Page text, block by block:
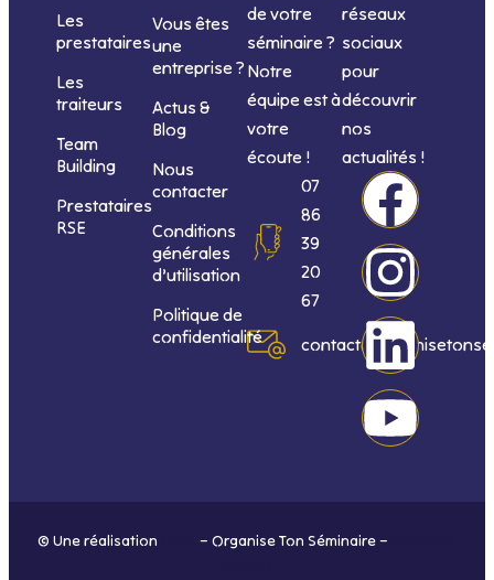
Les
prestataires
Les
traiteurs
Team
Building
Prestataires
RSE
Vous êtes
une
entreprise ?
Actus &
Blog
Nous
contacter
Conditions
générales
d’utilisation
Politique de
confidentialité
de votre
séminaire ?
Notre
équipe est à
votre
écoute !
07
86
39
20
67
réseaux
sociaux
pour
découvrir
nos
actualités !
F
a
c
e
b
I
n
s
t
a
L
i
n
k
e
Y
o
u
t
u
© Une réalisation – Organise Ton Séminaire –